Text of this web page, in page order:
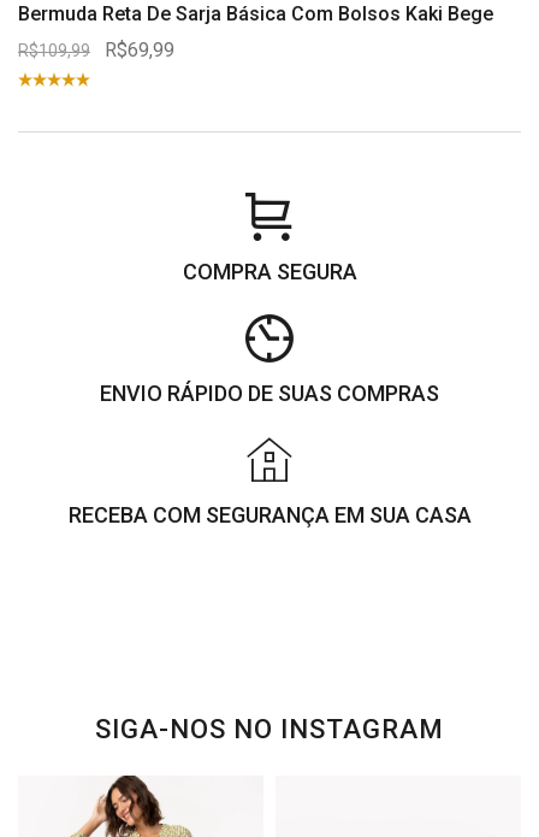
Bermuda Reta De Sarja Básica Com Bolsos Kaki Bege
R$109,99 R$69,99
COMPRA SEGURA
ENVIO RÁPIDO DE SUAS COMPRAS
RECEBA COM SEGURANÇA EM SUA CASA
SIGA-NOS NO INSTAGRAM